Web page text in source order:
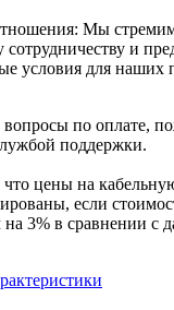
Мы
сотрудничеству и
условия для наших
по оплате,
поддержки.
цены на
если
3% в сравнении с